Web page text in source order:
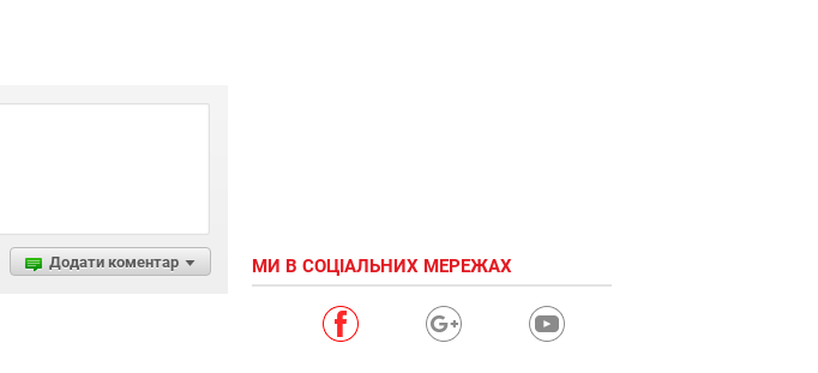
Додати коментар МИ В СОЦІАЛЬНИХ МЕРЕЖАХ